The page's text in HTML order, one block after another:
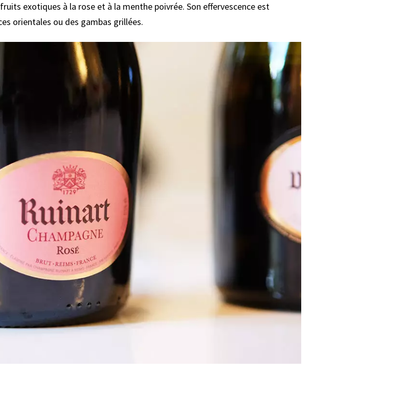
exotiques à la rose et à la menthe poivrée. Son effervescence est
orientales ou des gambas grillées.